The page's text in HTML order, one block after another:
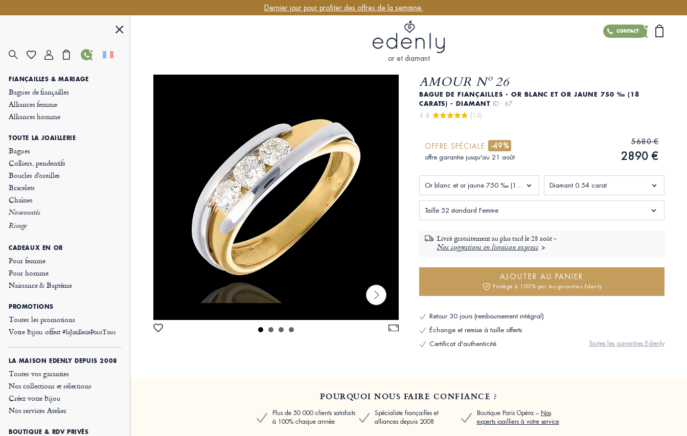
FIANÇAILLES & MARIAGE
Bagues de fiançailles
Alliances femme
Alliances homme
TOUTE LA JOAILLERIE
Bagues
Colliers, pendentifs
Boucles d'oreilles
Bracelets
Chaînes
Nouveautés
Rivage
CADEAUX EN OR
Pour femme
Pour homme
Naissance & Baptême
PROMOTIONS
Toutes les promotions
Votre bijou offert#laJoailleriePourTous
LA MAISON EDENLY DEPUIS 2008
Toutes vos garanties
Nos collections et sélections
Créez votre bijou
Nos services Atelier
BOUTIQUE & RDV PRIVÉS
Dernier jour pour profiter des offres de la semaine.
CONTACT
or et diamant
AMOUR Nº 26
BAGUE DE FIANÇAILLES - OR BLANC ET OR JAUNE 750 ‰ (18
CARATS) - DIAMANT ID : 67
4.8
(13)
OFFRE SPÉCIALE -49%
offre garantie jusqu'au 21 août
5680 €
2890 €
Or blanc et or jaune 750 ‰ (18 carats) Diamant 0.54 carat
Taille 52 standard Femme
Livré gratuitement au plus tard le28 août -
Nos suggestions en livraison express
AJOUTER AU PANIER
Protégé à 100% par les garanties Edenly
Retour 30 jours (remboursement intégral)
Échange et remise à taille offerts
Certificat d'authenticité
Toutes les garanties Edenly
POURQUOI NOUS FAIRE CONFIANCE ?
Plus de 50 000 clients satisfaits
à 100% chaque année
Spécialiste fiançailles et
alliances depuis 2008
Boutique Paris Opéra – Nos
experts joailliers à votre service